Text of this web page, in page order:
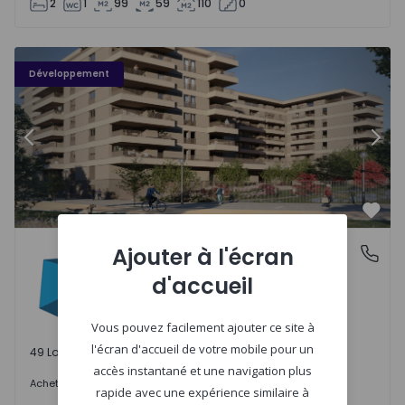
2 1 99 59 110 0
Développement
PLENO JARDIM - 3
Précédent
Águas Santas, PortoPLENO JARDIM
Águas Santas, Porto
49 Lots disponibles
Acheter 242.000 €
Ajouter à l'écran
d'accueil
Vous pouvez facilement ajouter ce site à
l'écran d'accueil de votre mobile pour un
accès instantané et une navigation plus
rapide avec une expérience similaire à